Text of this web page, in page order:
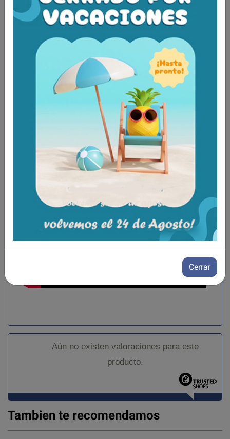
pegatinas amarillas de advertencia en los lados
aumentan la seguridad incluso en condiciones de
RECOMENDADO:
Recomendado para usuarios con silla de ruedas
manuales o eléctricas, andadores o scooters con
la finalidad de facilitar el paso frente a escalones
MEDIDAS: 60 cm de profundidad X 81 cm de
anchura , altura 4,5 cm
Aún no existen valoraciones para este
producto.
Tambien te recomendamos
Cerrar